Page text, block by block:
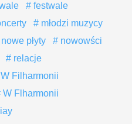
festwale
młodzi muzycy
płyty
nowowści
relacje
Filharmonii
W Flharmonii